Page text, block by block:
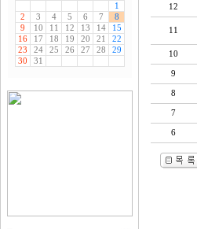
12
11
10
9
8
7
6